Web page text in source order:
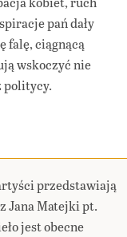
pań dały
falę, ciągnącą
wskoczyć nie
politycy.
przedstawiają
Jana Matejki pt.
jest obecne